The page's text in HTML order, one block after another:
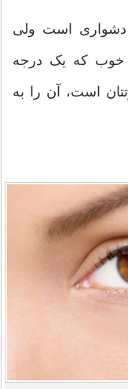
است ولی
خوب که یک درجه
است، آن را به